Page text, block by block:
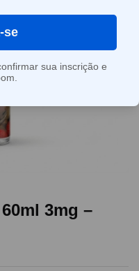
3mg –
se
sua inscrição e